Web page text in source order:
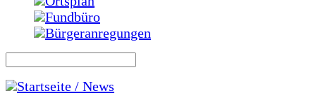
Fundbüro
Bürgeranregungen
Startseite / News